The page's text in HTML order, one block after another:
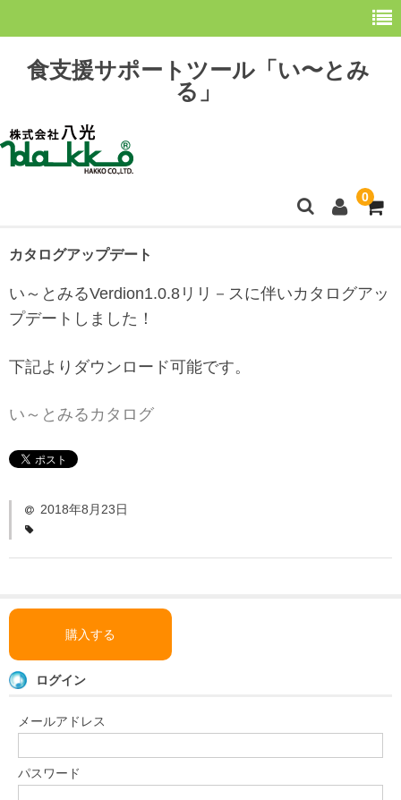
食支援サポートツール「い〜とみ
る」
0
ホーム
最新情報
購 入
操作方法
お問い合わせ
カタログアップデート
い～とみるVerdion1.0.8リリ－スに伴いカタログアッ
プデートしました！
下記よりダウンロード可能です。
い～とみるカタログ
2018年8月23日
購入する
ログイン
メールアドレス
パスワード